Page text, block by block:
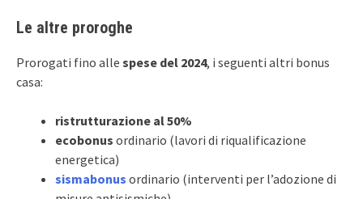
Le altre proroghe
Prorogati fino alle spese del 2024, i seguenti altri bonus
casa:
ristrutturazione al 50%
ecobonus ordinario (lavori di riqualificazione
energetica)
sismabonus ordinario (interventi per l’adozione di